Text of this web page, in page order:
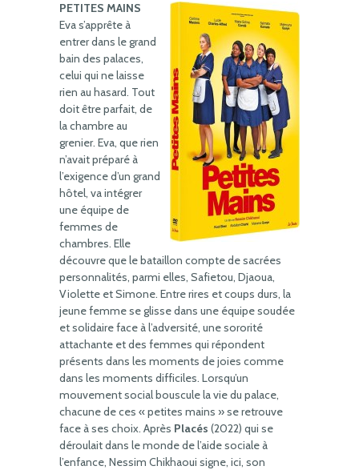
PETITES MAINS
Eva s’apprête à
entrer dans le grand
bain des palaces,
celui qui ne laisse
rien au hasard. Tout
doit être parfait, de
la chambre au
grenier. Eva, que rien
n’avait préparé à
l’exigence d’un grand
hôtel, va intégrer
une équipe de
femmes de
chambres. Elle
découvre que le bataillon compte de sacrées
personnalités, parmi elles, Safietou, Djaoua,
Violette et Simone. Entre rires et coups durs, la
jeune femme se glisse dans une équipe soudée
et solidaire face à l’adversité, une sororité
attachante et des femmes qui répondent
présents dans les moments de joies comme
dans les moments difficiles. Lorsqu’un
mouvement social bouscule la vie du palace,
chacune de ces « petites mains » se retrouve
face à ses choix. Après Placés (2022) qui se
déroulait dans le monde de l’aide sociale à
l’enfance, Nessim Chikhaoui signe, ici, son